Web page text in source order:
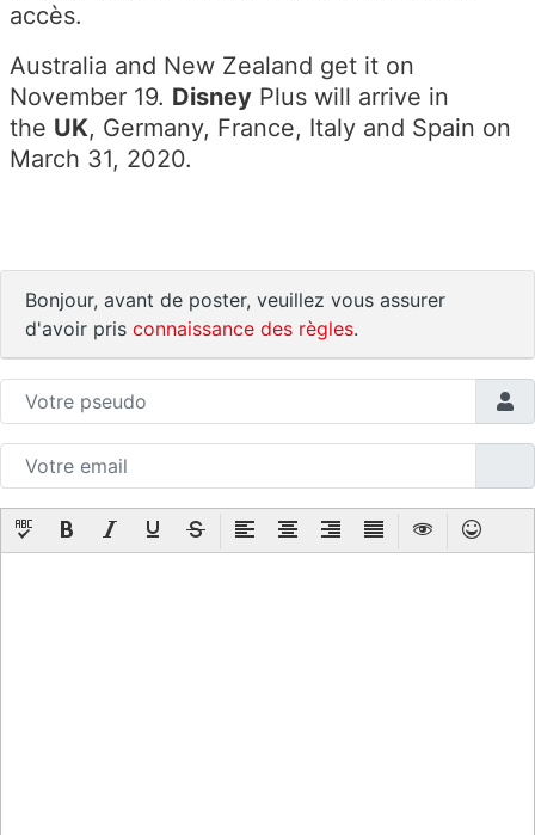
accès.
Australia and New Zealand get it on
November 19. Disney Plus will arrive in
the UK, Germany, France, Italy and Spain on
March 31, 2020.
Bonjour, avant de poster, veuillez vous assurer
d'avoir pris connaissance des règles.